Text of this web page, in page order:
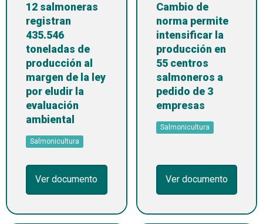
12 salmoneras
registran
435.546
toneladas de
producción al
margen de la ley
por eludir la
evaluación
ambiental
Salmonicultura
Ver documento
Cambio de
norma permite
intensificar la
producción en
55 centros
salmoneros a
pedido de 3
empresas
Salmonicultura
Ver documento